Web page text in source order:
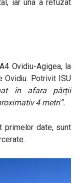
iar una a refuzat
Ovidiu-Agigea, la
Ovidiu. Potrivit ISU
în afara părții
4 metri”.
primelor date, sunt